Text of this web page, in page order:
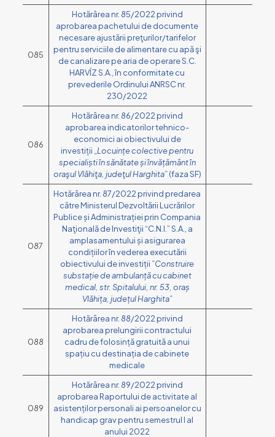
085
Hotărârea nr. 85/2022 privind
aprobarea pachetului de documente
necesare ajustării preţurilor/tarifelor
pentru serviciile de alimentare cu apă şi
de canalizare pe aria de operare S.C.
HARVÍZ S.A., în conformitate cu
prevederile Ordinului ANRSC nr.
230/2022
086
Hotărârea nr. 86/2022 privind
aprobarea indicatorilor tehnico-
economici ai obiectivului de
investiții „Locuințe colective pentru
specialiști în sănătate și învățământîn
oraşul Vlăhiţa, judeţul Harghita”(faza SF)
087
Hotărârea nr. 87/2022 privind predarea
către Ministerul Dezvoltării Lucrărilor
Publice și Administrației prin Compania
Naţională de Investiţii “C.N.I.” S.A., a
amplasamentului și asigurarea
condițiilor în vederea executării
obiectivului de investiții ”Construire
substație de ambulanță cu cabinet
medical, str. Spitalului, nr. 53, oraș
Vlăhița, județul Harghita”
088
Hotărârea nr. 88/2022 privind
aprobarea prelungirii contractului
cadru de folosință gratuită a unui
spațiu cu destinația de cabinete
medicale
089
Hotărârea nr. 89/2022 privind
aprobarea Raportului de activitate al
asistenților personali ai persoanelor cu
handicap grav pentru semestrul I al
anului 2022